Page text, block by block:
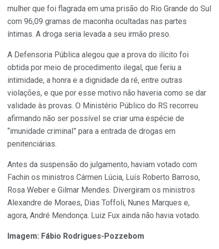
mulher que foi flagrada em uma prisão do Rio Grande do Sul
com 96,09 gramas de maconha ocultadas nas partes
íntimas. A droga seria levada a seu irmão preso.
A Defensoria Pública alegou que a prova do ilícito foi
obtida por meio de procedimento ilegal, que feriu a
intimidade, a honra e a dignidade da ré, entre outras
violações, e que por esse motivo não haveria como se dar
validade às provas. O Ministério Público do RS recorreu
afirmando não ser possível se criar uma espécie de
“imunidade criminal” para a entrada de drogas em
penitenciárias.
Antes da suspensão do julgamento, haviam votado com
Fachin os ministros Cármen Lúcia, Luís Roberto Barroso,
Rosa Weber e Gilmar Mendes. Divergiram os ministros
Alexandre de Moraes, Dias Toffoli, Nunes Marques e,
agora, André Mendonça. Luiz Fux ainda não havia votado.
Imagem: Fábio Rodrigues-Pozzebom